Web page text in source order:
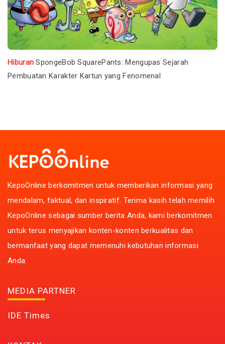
Hiburan SpongeBob SquarePants: Mengupas Sejarah
Pembuatan Karakter Kartun yang Fenomenal
KepoOnline berkomitmen untuk memberikan informasi yang
mendalam, faktual, dan inspiratif. Terima kasih telah memilih
KepoOnline sebagai sumber berita Anda, kami berkomitmen
untuk terus menyajikan konten-konten berkualitas dan
bermanfaat yang dapat memenuhi kebutuhan informasi
Anda.
MEDIA PARTNER
IDE Times